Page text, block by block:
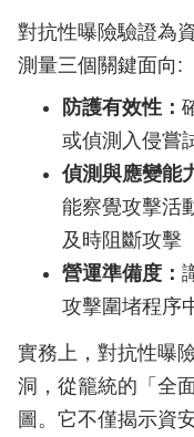
對抗性曝險驗證為
測量三個關鍵面向:
防護有效性：
或偵測入侵嘗
偵測與應變能
能察覺攻擊活
及時阻斷攻擊
營運準備度：
攻擊圍堵程序
實務上，對抗性曝
洞，從籠統的「全
圖。它不僅揭示資